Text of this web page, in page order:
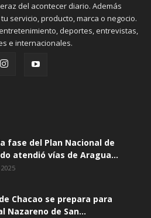
del acontecer diario. Además
servicio, producto, marca o negocio.
deportes, entrevistas,
e internacionales.
fase del Plan Nacional de
atendió vías de Aragua...
Chacao se prepara para
Nazareno de San...